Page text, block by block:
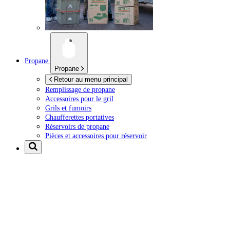
Propane
Propane
Retour au menu principal
Remplissage de propane
Accessoires pour le gril
Grils et fumoirs
Chaufferettes portatives
Réservoirs de propane
Pièces et accessoires pour réservoir